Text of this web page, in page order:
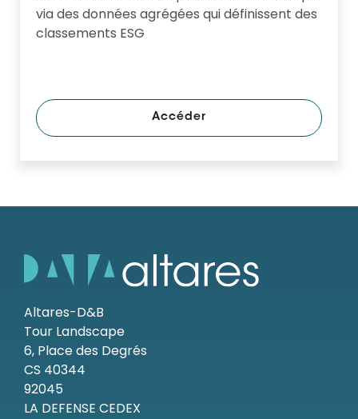
via des données agrégées qui définissent des
classements ESG
Accéder
Altares-D&B
Tour Landscape
6, Place des Degrés
CS 40344
92045
LA DEFENSE CEDEX